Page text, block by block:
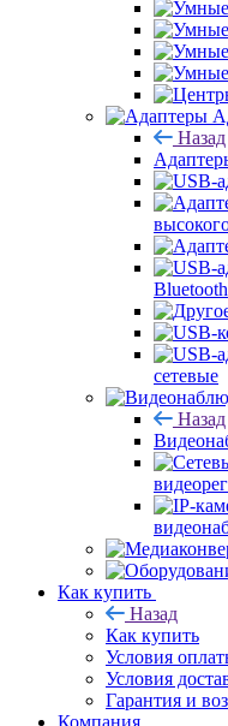
Назад
Bluetooth
сетевые
Назад
Как купить
Назад
Как купить
Условия
Условия
Гарантия и
Компания